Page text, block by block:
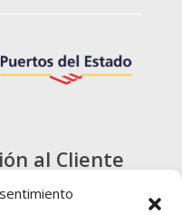
al Cliente
415